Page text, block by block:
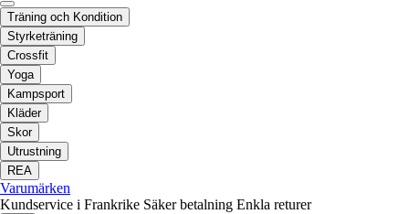
Träning och Kondition
Styrketräning
Crossfit
Yoga
Kampsport
Kläder
Skor
Utrustning
REA
Varumärken
Kundservice i Frankrike Säker betalning Enkla returer